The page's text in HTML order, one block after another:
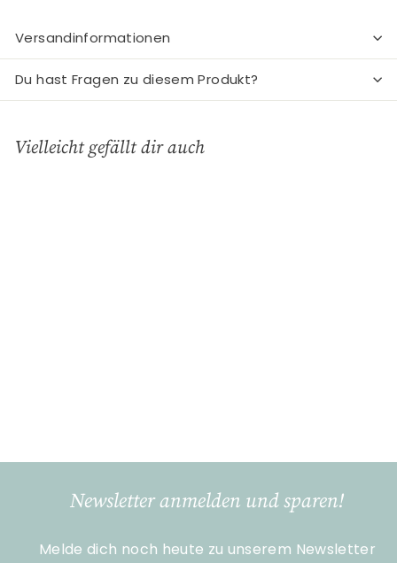
Versandinformationen
Du hast Fragen zu diesem Produkt?
Vielleicht gefällt dir auch
,
Newsletter anmelden und sparen!
Melde dich noch heute zu unserem Newsletter